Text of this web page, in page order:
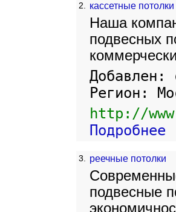
2. кассетные потолки
Наша
подвесных
Добавлен:
Регион:
http://
Подробнее
3. реечные потолки
подвесные